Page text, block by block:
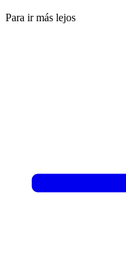
Para ir más lejos